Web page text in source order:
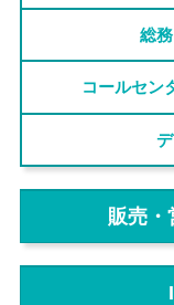
総
コールセン
販売・